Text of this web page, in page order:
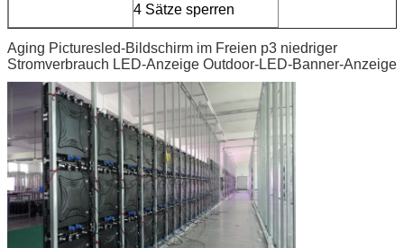
4 Sätze sperren
Aging Picturesled-Bildschirm im Freien p3 niedriger
Stromverbrauch LED-Anzeige Outdoor-LED-Banner-Anzeige